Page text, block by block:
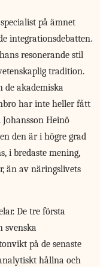
på ämnet
integrationsdebatten.
resonerande stil
tradition.
de akademiska
har inte heller fått
Heinö
den är i högre grad
i bredaste mening,
än av näringslivets
De tre första
svenska
på de senaste
hållna och